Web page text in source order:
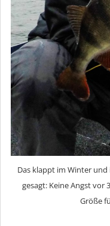
Das klappt im Winter
gesagt: Keine Angst vor
Größe